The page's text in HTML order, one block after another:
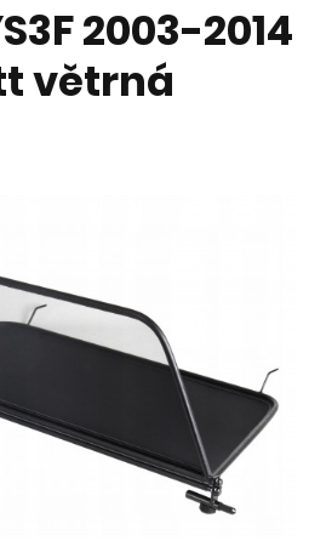
2003-2014
větrná